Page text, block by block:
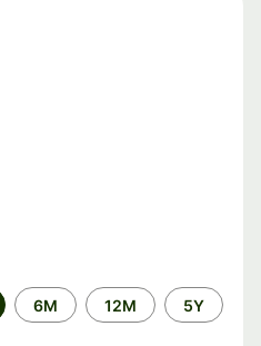
6M 12M 5Y